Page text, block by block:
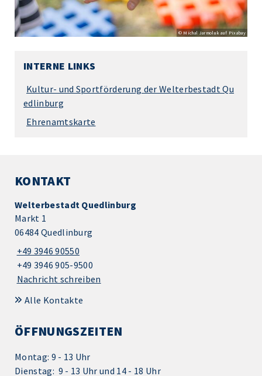
© Michal Jarmoluk auf Pixabay
INTERNE LINKS
Kultur- und Sportförderung der Welterbestadt Qu
edlinburg
Ehrenamtskarte
KONTAKT
Welterbestadt Quedlinburg
Markt 1
06484 Quedlinburg
+49 3946 90550
+49 3946 905-9500
Nachricht schreiben
Alle Kontakte
ÖFFNUNGSZEITEN
Montag: 9 - 13 Uhr
Dienstag: 9 - 13 Uhr und 14 - 18 Uhr